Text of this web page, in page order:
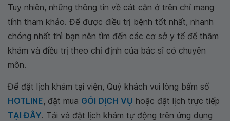
Tuy nhiên, những thông tin về cát căn ở trên chỉ mang
tính tham khảo. Để được điều trị bệnh tốt nhất, nhanh
chóng nhất thì bạn nên tìm đến các cơ sở y tế để thăm
khám và điều trị theo chỉ định của bác sĩ có chuyên
môn.
Để đặt lịch khám tại viện, Quý khách vui lòng bấm số
HOTLINE, đặt mua GÓI DỊCH VỤ hoặc đặt lịch trực tiếp
TẠI ĐÂY. Tải và đặt lịch khám tự động trên ứng dụng